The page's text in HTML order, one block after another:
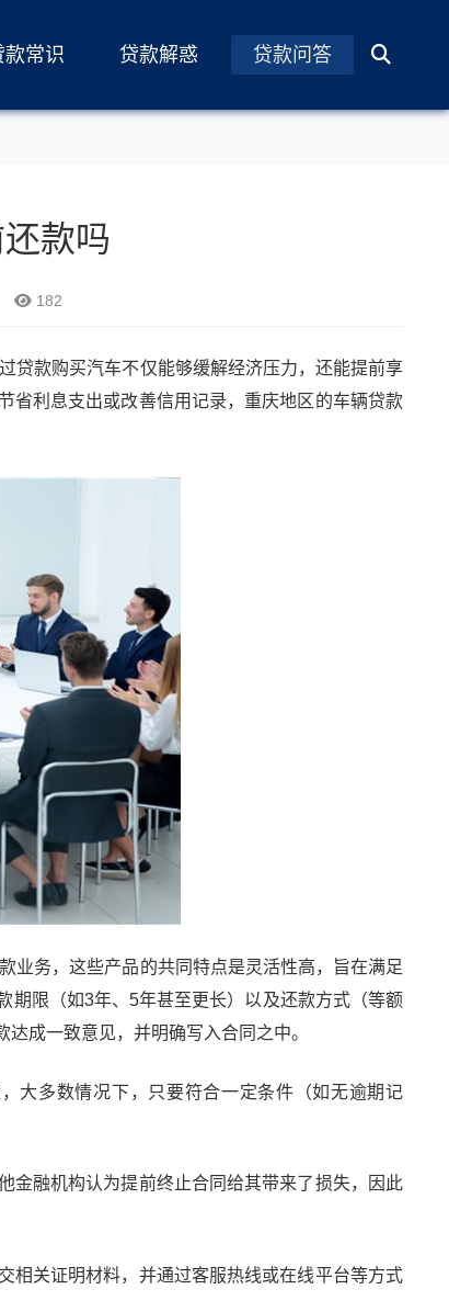
款常识 贷款解惑 贷款问答
款吗
182
贷款购买汽车不仅能够缓解经济压力，还能提前享
省利息支出或改善信用记录，重庆地区的车辆贷款
业务，这些产品的共同特点是灵活性高，旨在满足
期限（如3年、5年甚至更长）以及还款方式（等额
成一致意见，并明确写入合同之中。
大多数情况下，只要符合一定条件（如无逾期记
金融机构认为提前终止合同给其带来了损失，因此
相关证明材料，并通过客服热线或在线平台等方式